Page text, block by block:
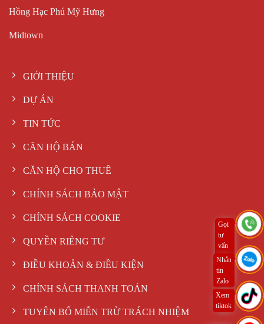
Hồng Hạc Phú Mỹ Hưng
Midtown
GIỚI THIỆU
DỰ ÁN
TIN TỨC
CĂN HỘ BÁN
CĂN HỘ CHO THUÊ
CHÍNH SÁCH BẢO MẬT
CHÍNH SÁCH COOKIE
QUYỀN RIÊNG TƯ
ĐIỀU KHOẢN & ĐIỀU KIỆN
CHÍNH SÁCH THANH TOÁN
TUYÊN BỐ MIỄN TRỪ TRÁCH NHIỆM
Gọi
tư
vấn
ngay
Nhắn
tin
Zalo
Xem
tiktok